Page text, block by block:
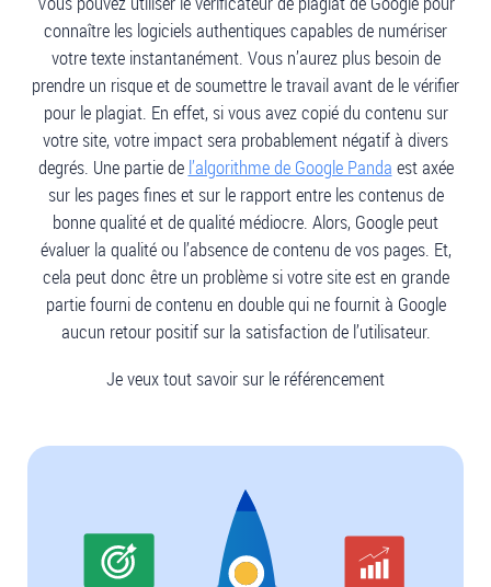
connaître les logiciels authentiques capables de numériser
votre texte instantanément. Vous n’aurez plus besoin de
prendre un risque et de soumettre le travail avant de le vérifier
pour le plagiat. En effet, si vous avez copié du contenu sur
votre site, votre impact sera probablement négatif à divers
degrés. Une partie de l’algorithme de Google Panda est axée
sur les pages fines et sur le rapport entre les contenus de
bonne qualité et de qualité médiocre. Alors, Google peut
évaluer la qualité ou l’absence de contenu de vos pages. Et,
cela peut donc être un problème si votre site est en grande
partie fourni de contenu en double qui ne fournit à Google
aucun retour positif sur la satisfaction de l’utilisateur.
Je veux tout savoir sur le référencement